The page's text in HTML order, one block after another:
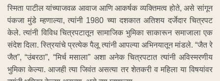
स्मिता पाटील यांच्याजवळ आवाज आणि आकर्षक व्यक्तिमत्व होते, असे सांगून
पंकजा मुंडे म्हणाल्या, त्यांनी 1980 च्या दशकात अतिशय दर्जेदार चित्रपट
केले. त्यांनी विविध चित्रपटातून सामाजिक भुमिका साकारून समाजाला एक
संदेश दिला. स्त्रियांचे प्रत्येक पैलू त्यांनी आपल्या अभिनयातून मांडले. “जैत रे
जैत”, “उंबरठा”, “मिर्च मसाला” अशा अनेक चित्रपटात त्यांनी अविस्मरणीय
भुमिका केल्या. आजही त्या जिवंत असत्या तर शेतकरी व महिला या विषयांवर